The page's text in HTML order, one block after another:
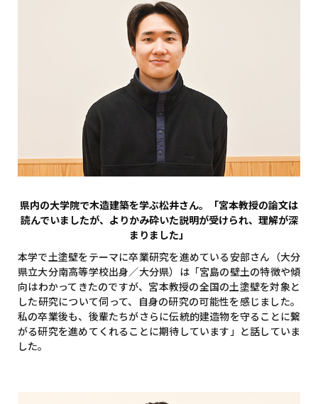
県内の大学院で木造建築を学ぶ松井さん。「宮本教授の論文は
読んでいましたが、よりかみ砕いた説明が受けられ、理解が深
まりました」
本学で土塗壁をテーマに卒業研究を進めている安部さん（大分
県立大分南高等学校出身／大分県）は「宮島の壁土の特徴や傾
向はわかってきたのですが、宮本教授の全国の土塗壁を対象と
した研究について伺って、自身の研究の可能性を感じました。
私の卒業後も、後輩たちがさらに伝統的建造物を守ることに繋
がる研究を進めてくれることに期待しています」と話していま
した。